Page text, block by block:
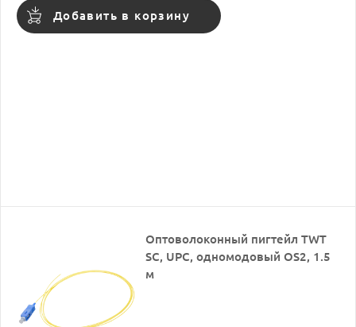
Добавить в корзину
Оптоволоконный пигтейл TWT
SC, UPC, одномодовый OS2, 1.5
м